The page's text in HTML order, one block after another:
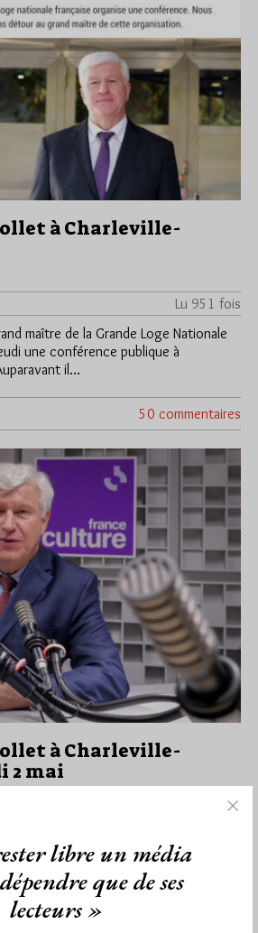
à Charleville-
Lu 951 fois
maître de la Grande Loge Nationale
une conférence publique à
il…
50 commentaires
à Charleville-
2 mai
Maître de la Grande Loge Nationale
2 mai à Charleville-Mézières pour une
libre un média
que de ses
lecteurs »